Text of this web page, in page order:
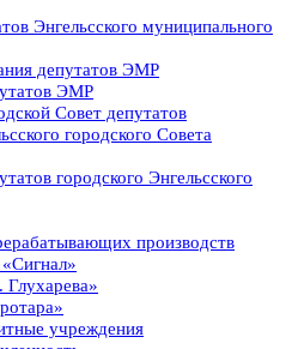
Энгельсского муниципального
депутатов ЭМР
ЭМР
Совет депутатов
городского Совета
городского Энгельсского
производств
учреждения